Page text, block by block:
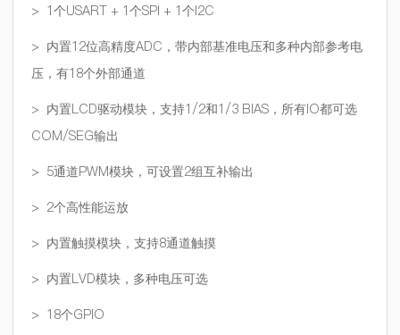
> 1个USART + 1个SPI + 1个I2C
> 内置12位高精度ADC，带内部基准电压和多种内部参考电
压，有18个外部通道
> 内置LCD驱动模块，支持1/2和1/3 BIAS，所有IO都可选
COM/SEG输出
> 5通道PWM模块，可设置2组互补输出
> 2个高性能运放
> 内置触摸模块，支持8通道触摸
> 内置LVD模块，多种电压可选
> 18个GPIO